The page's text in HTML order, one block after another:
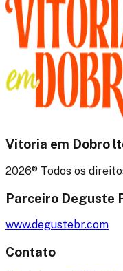
Vitoria em Dobro
2026® Todos os
Parceiro Deguste
www.degustebr.com
Contato